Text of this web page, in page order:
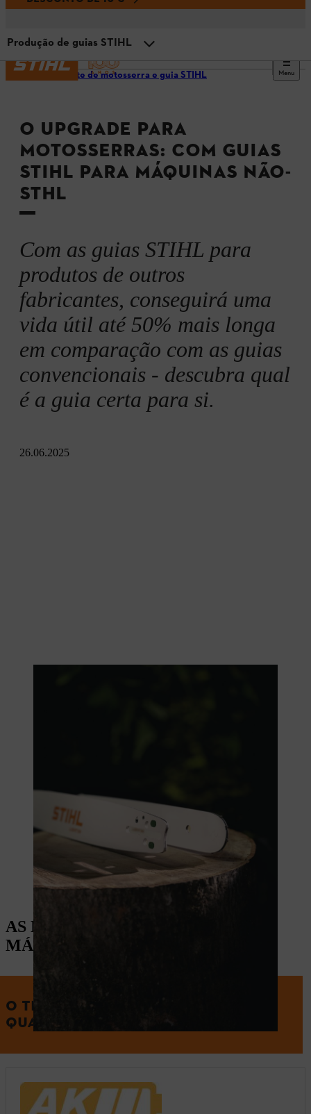
Menu
Corrente de motosserra e guia STIHL
O UPGRADE PARA
MOTOSSERRAS: COM GUIAS
STIHL PARA MÁQUINAS NÃO-
STHL
Com as guias STIHL para
produtos de outros
fabricantes, conseguirá uma
vida útil até 50% mais longa
em comparação com as guias
convencionais - descubra qual
é a guia certa para si.
26.06.2025
Produção de guias STIHL
Vantagens das guias STIHL
O que faz das guias STIHL a escolha certa?
Compatibilidade das guias STIHL com máquinas não-
Encontrar a guia STIHL adequada
Produção de guias STIHL
AS NOVAS GUIAS STIHL PARA
MÁQUINAS NÃO-STHL
O TRABALHO A SÉRIO EXIGE
QUALIDADE A SÉRIO